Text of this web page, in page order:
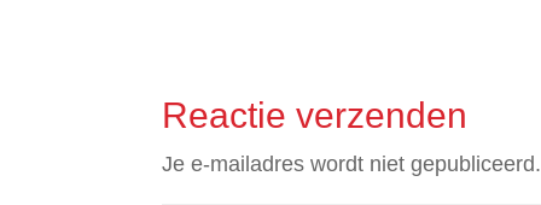
Reactie verzenden
Je e-mailadres wordt niet gepubliceerd.